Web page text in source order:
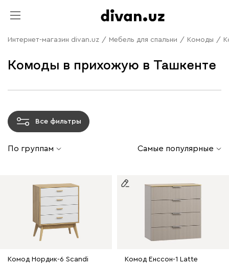
Интернет-магазин divan.uz / Мебель для спальни / Комоды /
Комоды в прихожую в Ташкенте
Все фильтры
По группам Самые популярные
Комод Нордик-6 Scandi
Комод Енссон-1 Latte